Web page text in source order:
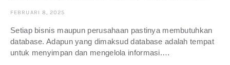
FEBRUARI 8, 2025
Setiap bisnis maupun perusahaan pastinya membutuhkan
database. Adapun yang dimaksud database adalah tempat
untuk menyimpan dan mengelola informasi.…